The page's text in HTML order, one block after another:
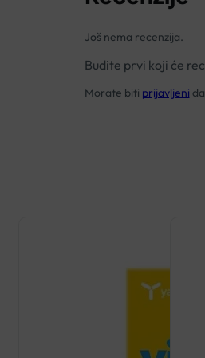
Još nema recenzija.
Budite prvi koji će
Morate biti prijavljeni